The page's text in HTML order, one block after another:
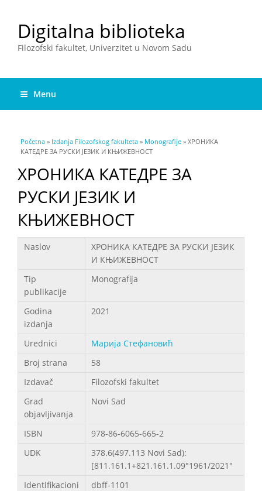
Digitalna biblioteka
Filozofski fakultet, Univerzitet u Novom Sadu
Menu
You are here
Početna » Izdanja Filozofskog fakulteta » Monografije » ХРОНИКА
КАТЕДРЕ ЗА РУСКИ ЈЕЗИК И КЊИЖЕВНОСТ
ХРОНИКА КАТЕДРЕ ЗА
РУСКИ ЈЕЗИК И
КЊИЖЕВНОСТ
Podaci
Naslov
ХРОНИКА КАТЕДРЕ ЗА РУСКИ ЈЕЗИК
И КЊИЖЕВНОСТ
Tip
publikacije
Monografija
Godina
izdanja
2021
Urednici
Марија Стефановић
Broj strana
58
Izdavač
Filozofski fakultet
Grad
objavljivanja
Novi Sad
ISBN
978-86-6065-665-2
UDK
378.6(497.113 Novi Sad):
[811.161.1+821.161.1.09"1961/2021"
Identifikacioni
dbff-1101